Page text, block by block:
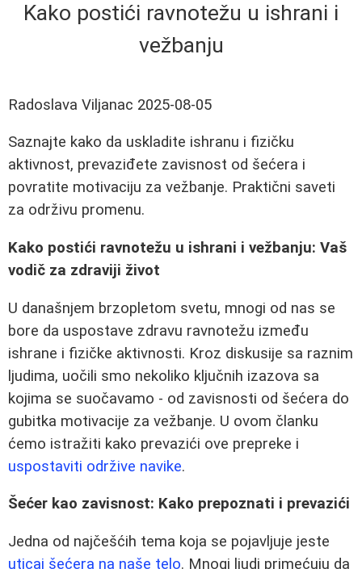
Kako postići ravnotežu u ishrani i
vežbanju
Radoslava Viljanac 2025-08-05
Saznajte kako da uskladite ishranu i fizičku
aktivnost, prevaziđete zavisnost od šećera i
povratite motivaciju za vežbanje. Praktični saveti
za održivu promenu.
Kako postići ravnotežu u ishrani i vežbanju: Vaš
vodič za zdraviji život
U današnjem brzopletom svetu, mnogi od nas se
bore da uspostave zdravu ravnotežu između
ishrane i fizičke aktivnosti. Kroz diskusije sa raznim
ljudima, uočili smo nekoliko ključnih izazova sa
kojima se suočavamo - od zavisnosti od šećera do
gubitka motivacije za vežbanje. U ovom članku
ćemo istražiti kako prevazići ove prepreke i
uspostaviti održive navike.
Šećer kao zavisnost: Kako prepoznati i prevazići
Jedna od najčešćih tema koja se pojavljuje jeste
uticaj šećera na naše telo. Mnogi ljudi primećuju da